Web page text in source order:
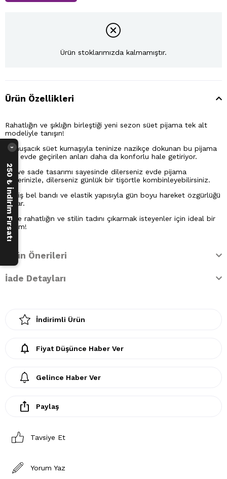
Ürün stoklarımızda kalmamıştır.
Ürün Özellikleri
Rahatlığın ve şıklığın birleştiği yeni sezon süet pijama tek alt
modeliyle tanışın!
Yumuşacık süet kumaşıyla teninize nazikçe dokunan bu pijama
altı, evde geçirilen anları daha da konforlu hale getiriyor.
Şık ve sade tasarımı sayesinde dilerseniz evde pijama
üstlerinizle, dilerseniz günlük bir tişörtle kombinleyebilirsiniz.
Geniş bel bandı ve elastik yapısıyla gün boyu hareket özgürlüğü
sunar.
Evde rahatlığın ve stilin tadını çıkarmak isteyenler için ideal bir
seçim!
Ürün Önerileri
İade Detayları
İndirimli Ürün
Fiyat Düşünce Haber Ver
Gelince Haber Ver
Paylaş
Tavsiye Et
Yorum Yaz
250 ₺ İndirim Fırsatı
›